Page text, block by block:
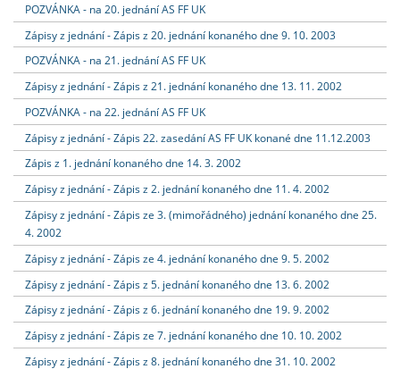
POZVÁNKA - na 20. jednání AS FF UK
Zápisy z jednání - Zápis z 20. jednání konaného dne 9. 10. 2003
POZVÁNKA - na 21. jednání AS FF UK
Zápisy z jednání - Zápis z 21. jednání konaného dne 13. 11. 2002
POZVÁNKA - na 22. jednání AS FF UK
Zápisy z jednání - Zápis 22. zasedání AS FF UK konané dne 11.12.2003
Zápis z 1. jednání konaného dne 14. 3. 2002
Zápisy z jednání - Zápis z 2. jednání konaného dne 11. 4. 2002
Zápisy z jednání - Zápis ze 3. (mimořádného) jednání konaného dne 25.
4. 2002
Zápisy z jednání - Zápis ze 4. jednání konaného dne 9. 5. 2002
Zápisy z jednání - Zápis z 5. jednání konaného dne 13. 6. 2002
Zápisy z jednání - Zápis z 6. jednání konaného dne 19. 9. 2002
Zápisy z jednání - Zápis ze 7. jednání konaného dne 10. 10. 2002
Zápisy z jednání - Zápis z 8. jednání konaného dne 31. 10. 2002